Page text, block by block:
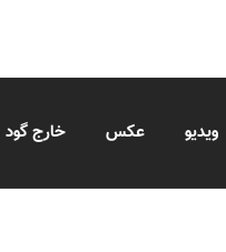
ویدیو عکس خارج گود